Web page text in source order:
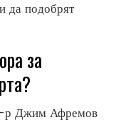
да подобрят
за
р Джим Афремов